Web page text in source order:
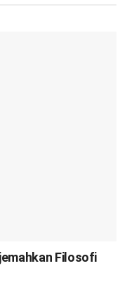
Filosofi